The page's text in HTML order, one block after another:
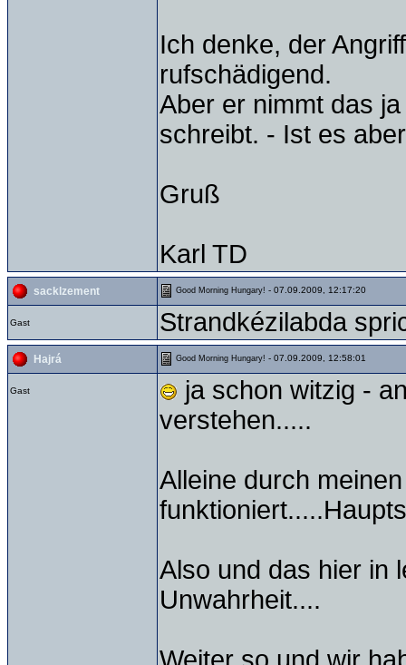
Ich denke, der
rufschädigend.
Aber er nimmt das
schreibt. - Ist es
Gruß
Karl TD
sacklzement Good Morning Hungary! - 07.09.2009, 12:17:20
Gast Strandkézilabda
Hajrá Good Morning Hungary! - 07.09.2009, 12:58:01
Gast
ja schon witzig -
verstehen.....
Alleine durch
Also und das hier in
Unwahrheit....